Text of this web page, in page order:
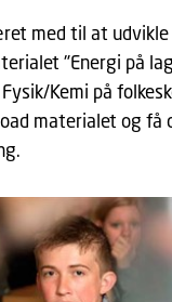
med til at udvikle
"Energi på
Kemi på
materialet og få